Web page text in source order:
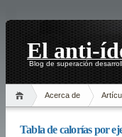
El anti-
Blog de superación
Acerca de
Tabla de calorías por